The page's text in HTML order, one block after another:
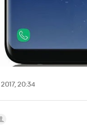
20:34